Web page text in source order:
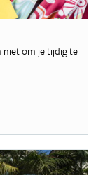
niet om je tijdig te